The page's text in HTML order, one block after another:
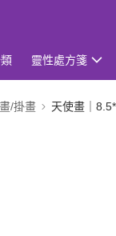
靈性處方箋
/掛畫 天使畫｜